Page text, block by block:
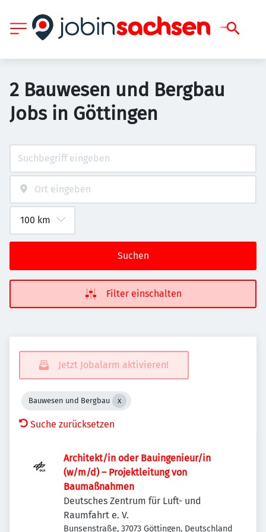
2 Bauwesen und Bergbau
Jobs in Göttingen
Suchen
Filter einschalten
Jetzt Jobalarm aktivieren!
Bauwesen und Bergbau
Suche zurücksetzen
Architekt/in oder Bauingenieur/in
(w/m/d) – Projekt­leitung von
Baumaßnahmen
Deutsches Zentrum für Luft- und
Raumfahrt e. V.
Bunsenstraße, 37073 Göttingen, Deutschland